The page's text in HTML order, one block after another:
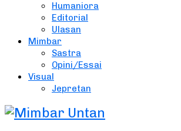
Humaniora
Editorial
Ulasan
Mimbar
Sastra
Opini/Essai
Visual
Jepretan